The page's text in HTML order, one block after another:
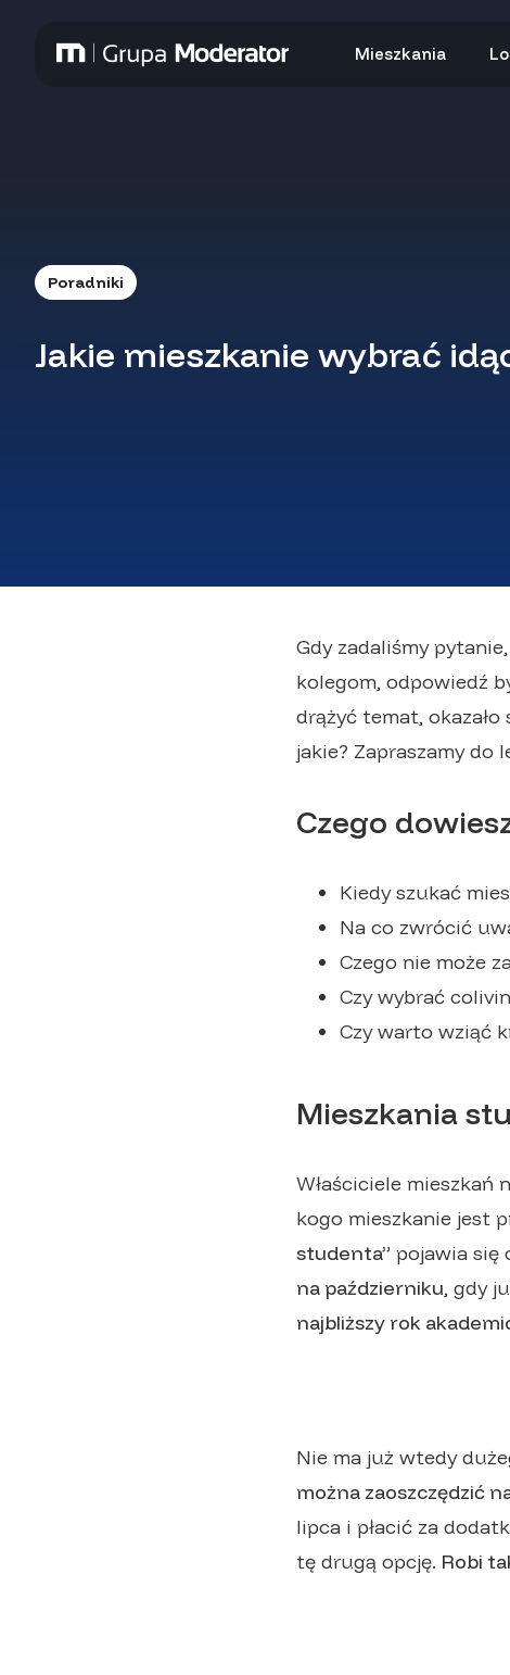
Mieszkania
Poradniki
Jakie mieszkanie wybrać
Gdy zadaliśmy
kolegom, odpowiedź
drążyć temat, okazało
jakie? Zapraszamy do
Czego
Kiedy szukać
Na co zwrócić
Czego nie może
Czy wybrać
Czy warto wziąć
Mieszkania
Właściciele mieszkań
kogo mieszkanie jest
studenta” pojawia się
na październiku, gdy
najbliższy rok
Nie ma już wtedy
można zaoszczędzić
lipca i płacić za
tę drugą opcję. Robi